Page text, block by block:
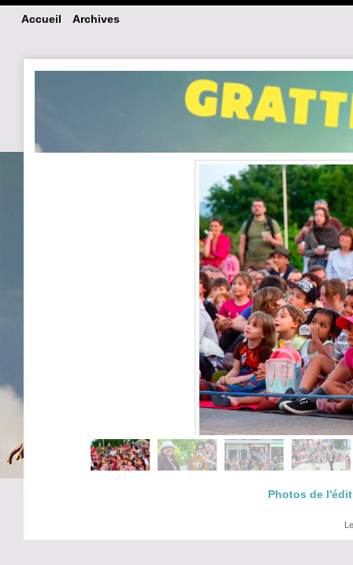
Accueil Archives
Photos de